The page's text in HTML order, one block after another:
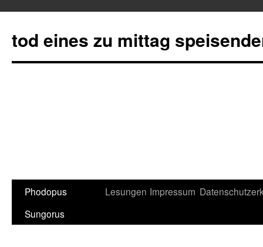
tod eines zu mittag
Springe
zum
Phodopus
Sungorus
Lesungen Impressum